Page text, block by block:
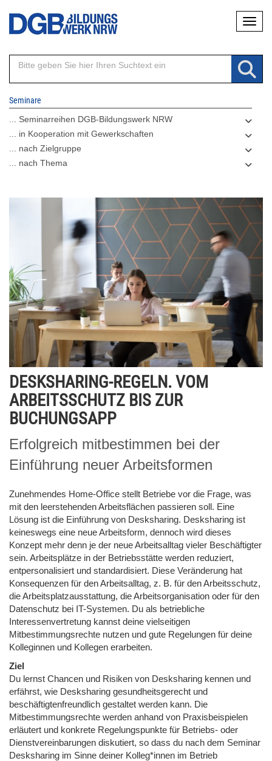
Direkt
Inhalt
Seminare
... Seminarreihen DGB-Bildungswerk NRW
... in Kooperation mit Gewerkschaften
... nach Zielgruppe
... nach Thema
DESKSHARING-REGELN. VOM
ARBEITSSCHUTZ BIS ZUR
BUCHUNGSAPP
Erfolgreich mitbestimmen bei der
Einführung neuer Arbeitsformen
Zunehmendes Home-Office stellt Betriebe vor die Frage, was
mit den leerstehenden Arbeitsflächen passieren soll. Eine
Lösung ist die Einführung von Desksharing. Desksharing ist
keineswegs eine neue Arbeitsform, dennoch wird dieses
Konzept mehr denn je der neue Arbeitsalltag vieler Beschäftigter
sein. Arbeitsplätze in der Betriebsstätte werden reduziert,
entpersonalisiert und standardisiert. Diese Veränderung hat
Konsequenzen für den Arbeitsalltag, z. B. für den Arbeitsschutz,
die Arbeitsplatzausstattung, die Arbeitsorganisation oder für den
Datenschutz bei IT-Systemen. Du als betriebliche
Interessenvertretung kannst deine vielseitigen
Mitbestimmungsrechte nutzen und gute Regelungen für deine
Kolleginnen und Kollegen erarbeiten.
Ziel
Du lernst Chancen und Risiken von Desksharing kennen und
erfährst, wie Desksharing gesundheitsgerecht und
beschäftigtenfreundlich gestaltet werden kann. Die
Mitbestimmungsrechte werden anhand von Praxisbeispielen
erläutert und konkrete Regelungspunkte für Betriebs- oder
Dienstvereinbarungen diskutiert, so dass du nach dem Seminar
Desksharing im Sinne deiner Kolleg*innen im Betrieb